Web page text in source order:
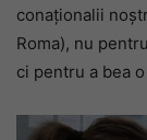
conaționalii
Roma), nu
ci pentru a bea